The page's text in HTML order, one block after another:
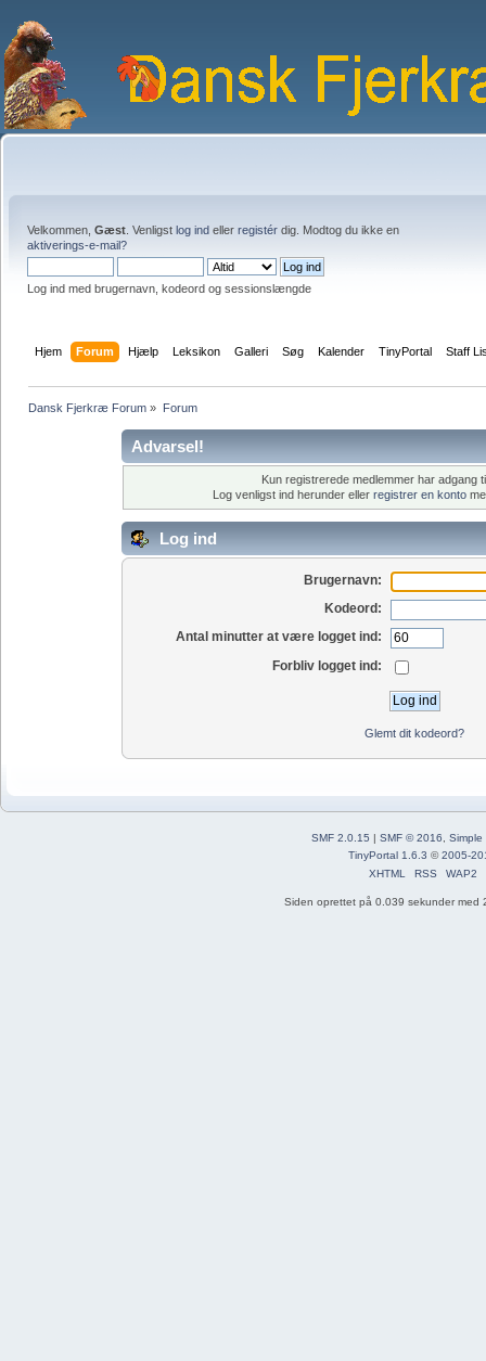
Velkommen, Gæst . Venligst log ind eller registér dig. Modtog du ikke en
aktiverings-e-mail?
Log ind med brugernavn, kodeord og sessionslængde
Hjem Forum Hjælp Leksikon Galleri Søg Kalender TinyPortal Staff
Dansk Fjerkræ Forum » Forum
Advarsel!
Kun registrerede medlemmer har adgang
Log venligst ind herunder eller registrer en konto
Log ind
Brugernavn:
Kodeord:
Antal minutter at være logget ind:
Forbliv logget ind:
Glemt dit kodeord?
SMF 2.0.15 | SMF © 2016
Simple
TinyPortal 1.6.3 ©2005-
XHTML
RSS WAP2
Siden oprettet på 0.039 sekunder med